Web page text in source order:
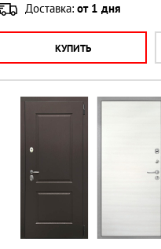
Доставка: от 1 дня
КУПИТЬ